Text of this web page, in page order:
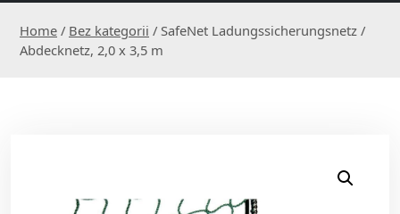
Home / Bez kategorii / SafeNet Ladungssicherungsnetz /
Abdecknetz, 2,0 x 3,5 m